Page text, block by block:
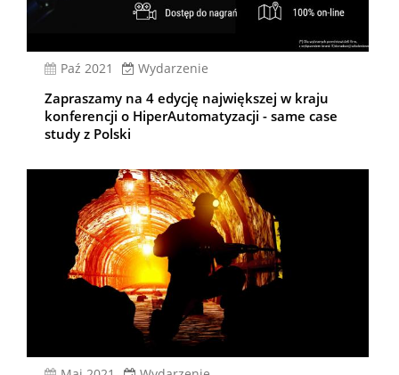
paź 2021 Wydarzenie
Zapraszamy na 4 edycję największej w kraju
konferencji o HiperAutomatyzacji - same case
study z Polski